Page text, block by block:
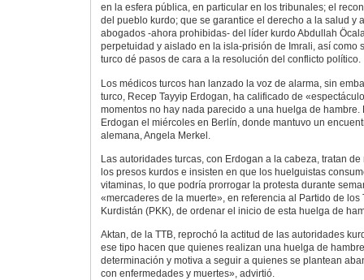
en la esfera pública, en particular en los tribunales; el
del pueblo kurdo; que se garantice el derecho a la salud y
abogados -ahora prohibidas- del líder kurdo Abdullah
perpetuidad y aislado en la isla-prisión de Imrali, así como
turco dé pasos de cara a la resolución del conflicto político.
Los médicos turcos han lanzado la voz de alarma, sin
turco, Recep Tayyip Erdogan, ha calificado de
momentos no hay nada parecido a una huelga de hambre.
Erdogan el miércoles en Berlín, donde mantuvo un
alemana, Angela Merkel.
Las autoridades turcas, con Erdogan a la cabeza, tratan
los presos kurdos e insisten en que los huelguistas
vitaminas, lo que podría prorrogar la protesta durante
«mercaderes de la muerte», en referencia al Partido de los
Kurdistán (PKK), de ordenar el inicio de esta huelga de
Aktan, de la TTB, reprochó la actitud de las autoridades
ese tipo hacen que quienes realizan una huelga de
determinación y motiva a seguir a quienes se plantean
con enfermedades y muertes», advirtió.